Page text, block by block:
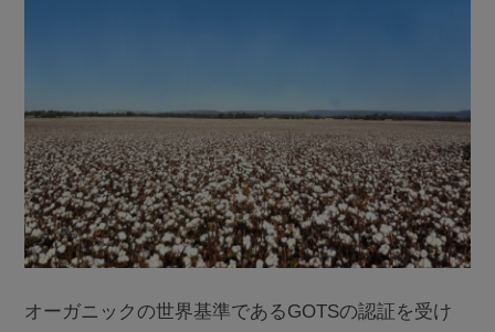
オーガニックの世界基準であるGOTSの認証を受け